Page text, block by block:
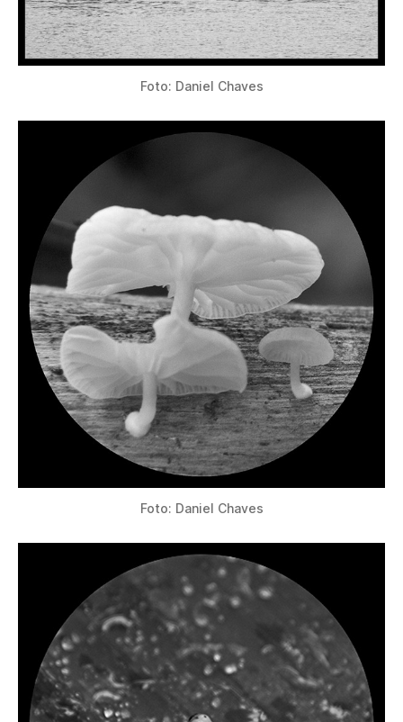
Foto: Daniel Chaves
Foto: Daniel Chaves